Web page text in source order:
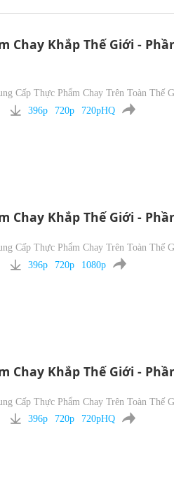
Chay Khắp Thế Giới -
Cấp Thực Phẩm Chay Trên Toàn Thế
396p 720p 720pHQ
Chay Khắp Thế Giới -
Cấp Thực Phẩm Chay Trên Toàn Thế
396p 720p 1080p
Chay Khắp Thế Giới -
Cấp Thực Phẩm Chay Trên Toàn Thế
396p 720p 720pHQ